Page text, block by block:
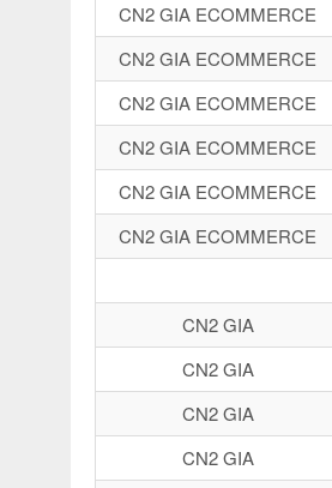
CN2 GIA ECOMMERCE
CN2 GIA ECOMMERCE
CN2 GIA ECOMMERCE
CN2 GIA ECOMMERCE
CN2 GIA ECOMMERCE
CN2 GIA ECOMMERCE
CN2 GIA
CN2 GIA
CN2 GIA
CN2 GIA